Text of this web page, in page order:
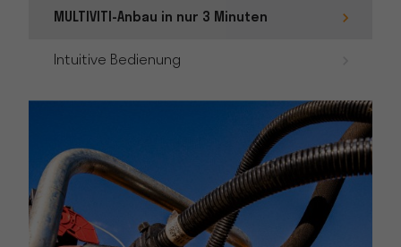
MULTIVITI-Anbau in nur 3 Minuten
Intuitive Bedienung